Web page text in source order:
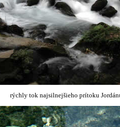
rýchly tok najsilnejšieho prítoku